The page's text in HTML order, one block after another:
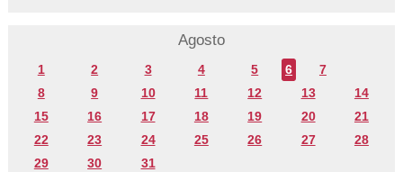
Agosto
1 2 3 4 5 6
7
8
9 10 11 12 13
14
15
16 17 18 19 20
21
22
23 24 25 26 27
28
29
30 31